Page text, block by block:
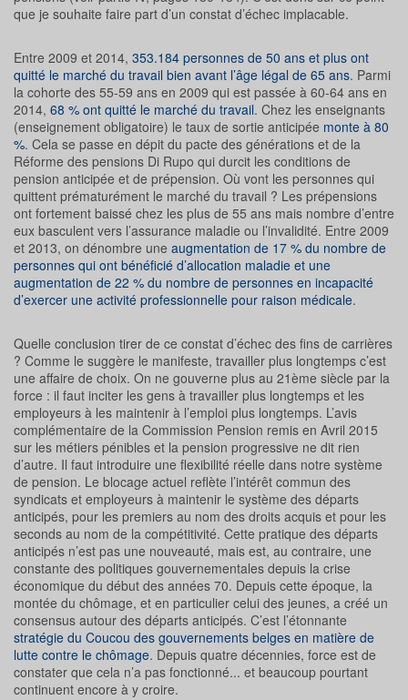
que je souhaite faire part d’un constat d’échec implacable.
Entre 2009 et 2014, 353.184 personnes de 50 ans et plus ont
quitté le marché du travail bien avant l’âge légal de 65 ans. Parmi
la cohorte des 55-59 ans en 2009 qui est passée à 60-64 ans en
2014, 68 % ont quitté le marché du travail. Chez les enseignants
(enseignement obligatoire) le taux de sortie anticipée monte à 80
%. Cela se passe en dépit du pacte des générations et de la
Réforme des pensions Di Rupo qui durcit les conditions de
pension anticipée et de prépension. Où vont les personnes qui
quittent prématurément le marché du travail ? Les prépensions
ont fortement baissé chez les plus de 55 ans mais nombre d’entre
eux basculent vers l’assurance maladie ou l’invalidité. Entre 2009
et 2013, on dénombre une augmentation de 17 % du nombre de
personnes qui ont bénéficié d’allocation maladie et une
augmentation de 22 % du nombre de personnes en incapacité
d’exercer une activité professionnelle pour raison médicale.
Quelle conclusion tirer de ce constat d’échec des fins de carrières
? Comme le suggère le manifeste, travailler plus longtemps c’est
une affaire de choix. On ne gouverne plus au 21ème siècle par la
force : il faut inciter les gens à travailler plus longtemps et les
employeurs à les maintenir à l’emploi plus longtemps. L’avis
complémentaire de la Commission Pension remis en Avril 2015
sur les métiers pénibles et la pension progressive ne dit rien
d’autre. Il faut introduire une flexibilité réelle dans notre système
de pension. Le blocage actuel reflète l’intérêt commun des
syndicats et employeurs à maintenir le système des départs
anticipés, pour les premiers au nom des droits acquis et pour les
seconds au nom de la compétitivité. Cette pratique des départs
anticipés n’est pas une nouveauté, mais est, au contraire, une
constante des politiques gouvernementales depuis la crise
économique du début des années 70. Depuis cette époque, la
montée du chômage, et en particulier celui des jeunes, a créé un
consensus autour des départs anticipés. C’est l’étonnante
stratégie du Coucou des gouvernements belges en matière de
lutte contre le chômage. Depuis quatre décennies, force est de
constater que cela n’a pas fonctionné... et beaucoup pourtant
continuent encore à y croire.